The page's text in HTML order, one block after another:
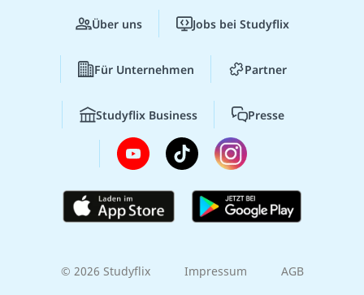
Über uns Jobs bei Studyflix
Für Unternehmen Partner
Studyflix Business Presse
© 2026 Studyflix Impressum AGB